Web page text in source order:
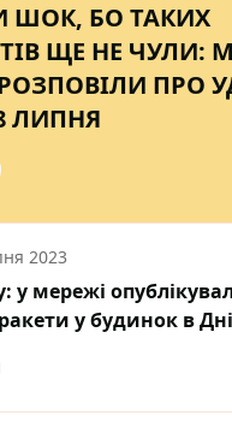
ШОК, БО ТАКИХ
ЩЕ НЕ ЧУЛИ:
ПРО
ЛИПНЯ
2023
у мережі
у будинок в